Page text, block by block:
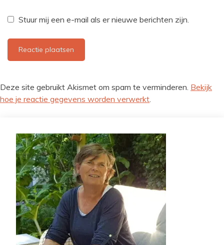
Stuur mij een e-mail als er nieuwe berichten zijn.
Deze site gebruikt Akismet om spam te verminderen. Bekijk
hoe je reactie gegevens worden verwerkt